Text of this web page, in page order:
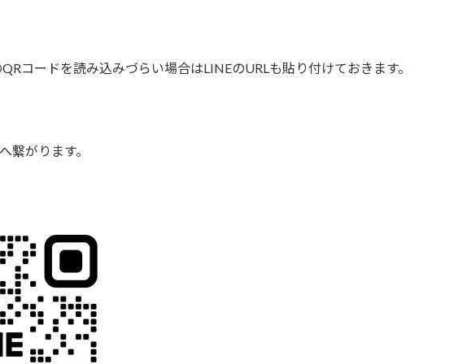
コードを読み込みづらい場合はLINEのURLも貼り付けておきます。
がります。